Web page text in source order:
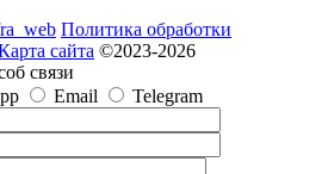
Политика обработки
сайта ©2023-2026
связи
Email Telegram